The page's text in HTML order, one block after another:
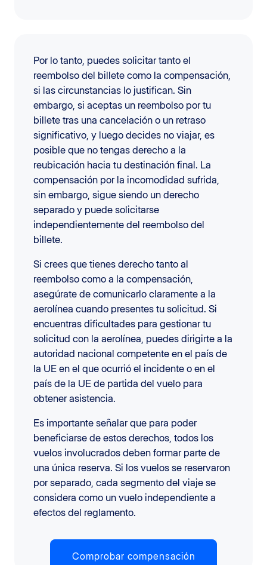
Por lo tanto, puedes solicitar tanto el
reembolso del billete como la compensación,
si las circunstancias lo justifican. Sin
embargo, si aceptas un reembolso por tu
billete tras una cancelación o un retraso
significativo, y luego decides no viajar, es
posible que no tengas derecho a la
reubicación hacia tu destinación final. La
compensación por la incomodidad sufrida,
sin embargo, sigue siendo un derecho
separado y puede solicitarse
independientemente del reembolso del
billete.
Si crees que tienes derecho tanto al
reembolso como a la compensación,
asegúrate de comunicarlo claramente a la
aerolínea cuando presentes tu solicitud. Si
encuentras dificultades para gestionar tu
solicitud con la aerolínea, puedes dirigirte a la
autoridad nacional competente en el país de
la UE en el que ocurrió el incidente o en el
país de la UE de partida del vuelo para
obtener asistencia.
Es importante señalar que para poder
beneficiarse de estos derechos, todos los
vuelos involucrados deben formar parte de
una única reserva. Si los vuelos se reservaron
por separado, cada segmento del viaje se
considera como un vuelo independiente a
efectos del reglamento.
Comprobar compensación